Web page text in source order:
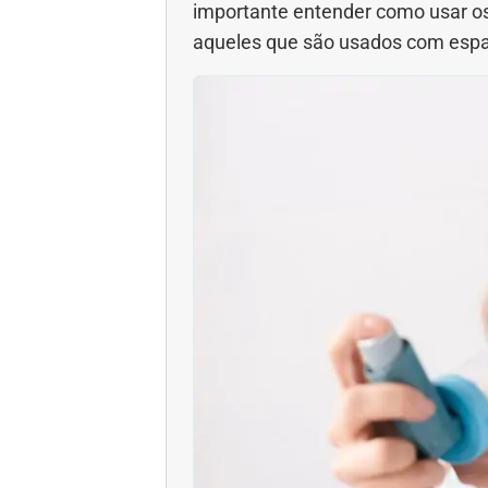
Gravidez
Ortopedia
importante entender como usar
aqueles que são usados com